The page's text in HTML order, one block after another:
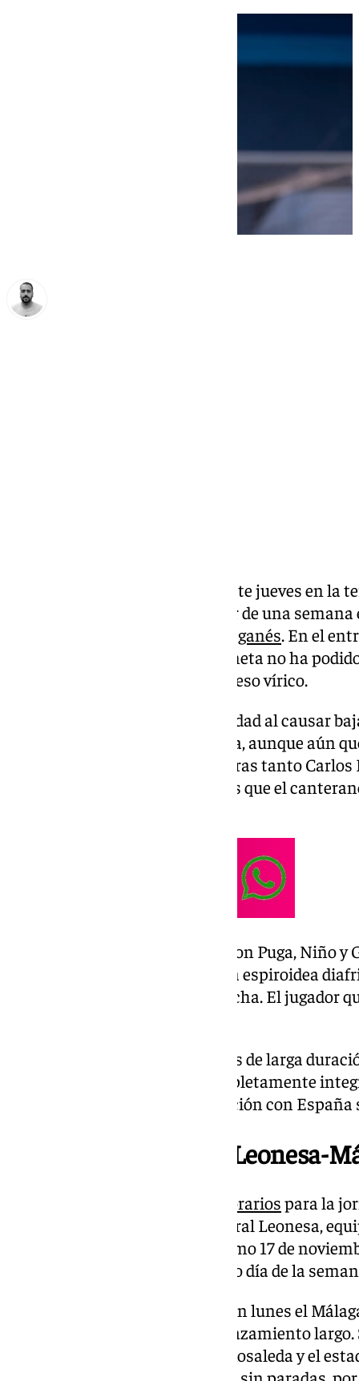
El Málaga CF se ha ejercitado este jueves en la
hecho en el Anexo en el ecuador de una
enfrentarse al Leganés. En el
ha puesto Alfonso Herrero. El meta no ha
reposo domiciliario por un proceso vírico.
El toledano es la principal novedad al causar
No debería impedir su presencia, aunque aún
si estará disponible o no. Mientras tanto
las labores de entreno, mientras que el
Además de Herrero, no estuvieron Puga, Niño
la victoria al Dépor una fractura espiroidea
metacarpiano de su mano derecha. El jugador
Tampoco estarán los lesionados de larga
Pastor. Por otra parte está completamente
está de vuelta tras su participación con
Horario del Cultural Leonesa-
horariospara la
Málaga se enfrentará a la Cultural Leonesa,
categoría de plata. Será el próximo 17 de
coincidiendo con un lunes como día de la
Será la primera vez que juegue en lunes el
visitante y además en un desplazamiento
kilómetros entre el estadio La Rosaleda y el